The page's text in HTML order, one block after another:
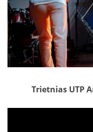
Trietnias UTP